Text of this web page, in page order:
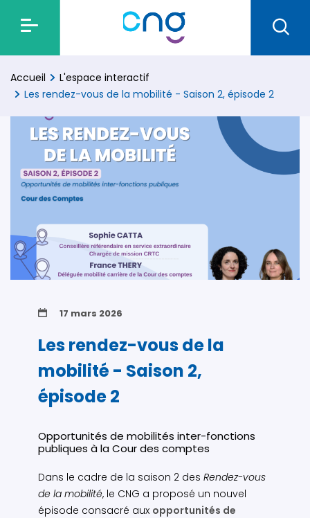
Accueil
L'espace interactif
Les rendez-vous de la mobilité - Saison 2, épisode 2
17 mars 2026
Les rendez-vous de la
mobilité - Saison 2,
épisode 2
Opportunités de mobilités inter-fonctions
publiques à la Cour des comptes
Dans le cadre de la saison 2 des Rendez-vous
de la mobilité, le CNG a proposé un nouvel
épisode consacré aux opportunités de